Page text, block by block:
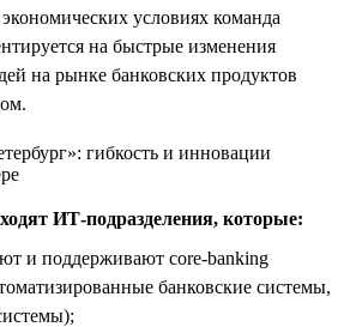
условиях команда
на быстрые изменения
на рынке банковских продуктов
ИТ-подразделения, которые:
и поддерживают core-banking
банковские системы,